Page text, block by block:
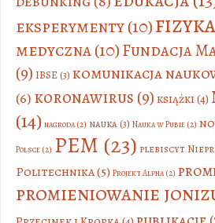
eksperymenty(10)fizyka
medyczna(10)Fundacja
(9) IBSE(3) komunikacja
(6) koronawirus (9) książki (4)
(14) nagroda(2) nauka(3) Nauka w Pubie(2)
Polsce(2) PEM (23) plebiscyt
Politechnika(5) Projekt Alpha(2)
promieniowanie